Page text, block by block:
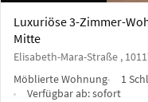
Luxuriöse 3-Zimmer-
Mitte
Elisabeth-Mara-Straße ,
Möblierte Wohnung
1
Verfügbar ab:sofort